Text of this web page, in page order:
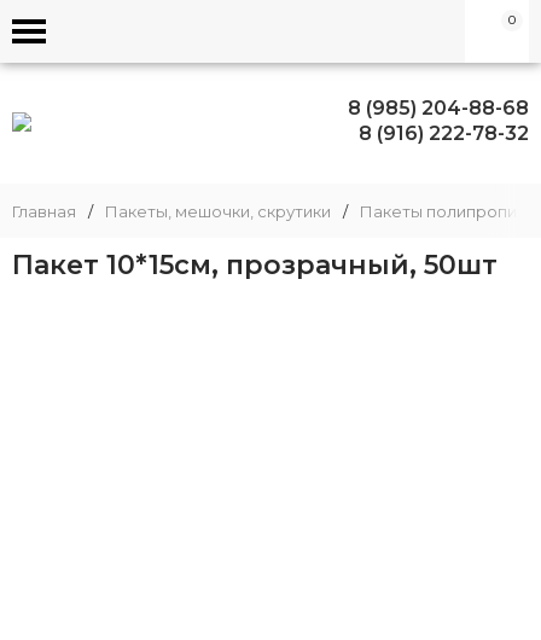
0
8 (985) 204-88-68
8 (916) 222-78-32
Главная / Пакеты, мешочки, скрутики / Пакеты
Пакет 10*15см, прозрачный, 50шт